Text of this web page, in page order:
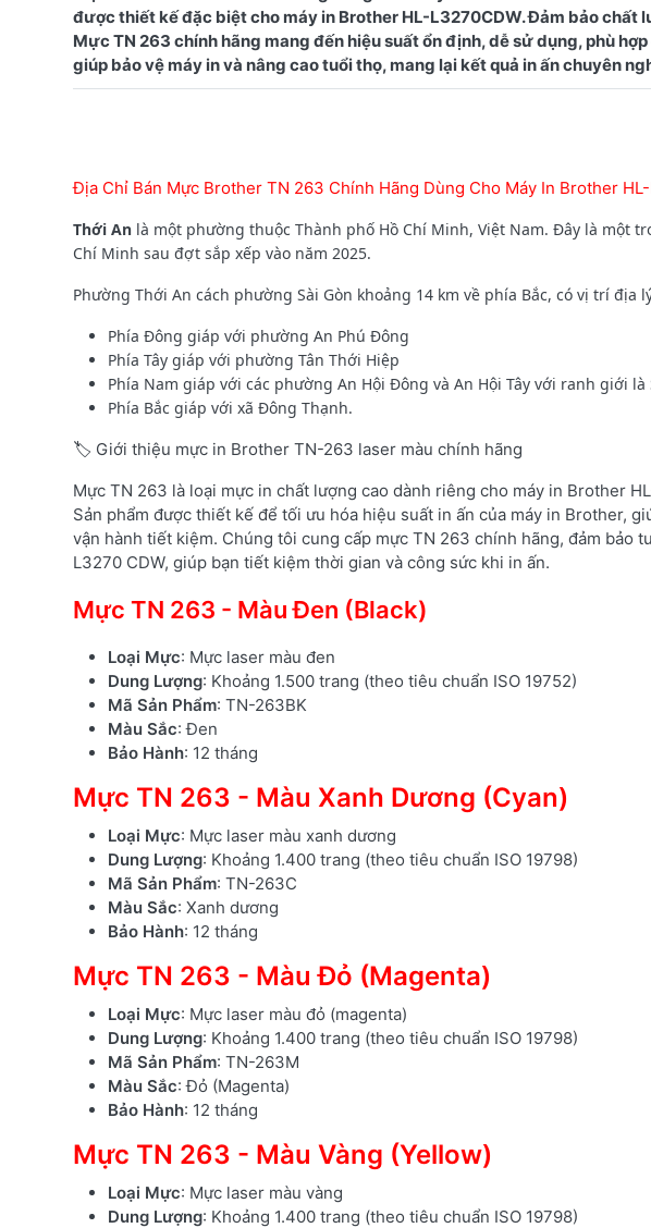
được thiết kế đặc biệt cho máy in Brother HL-L3270CDW. Đảm bảo chất
Mực TN 263 chính hãng mang đến hiệu suất ổn định, dễ sử dụng, phù
Địa Chỉ Bán Mực Brother TN 263 Chính Hãng Dùng Cho Máy In Brother
Thới An là một phường thuộc Thành phố Hồ Chí Minh, Việt Nam. Đây là một
Chí Minh sau đợt sắp xếp vào năm 2025.
Phường Thới An cách phường Sài Gòn khoảng 14 km về phía Bắc, có vị trí địa
Phía Đông giáp với phường An Phú Đông
Phía Tây giáp với phường Tân Thới Hiệp
Phía Nam giáp với các phường An Hội Đông và An Hội Tây với ranh giới là
Phía Bắc giáp với xã Đông Thạnh.
🏷️ Giới thiệu mực in Brother TN-263 laser màu chính hãng
Mực TN 263 là loại mực in chất lượng cao dành riêng cho máy in Brother
Sản phẩm được thiết kế để tối ưu hóa hiệu suất in ấn của máy in Brother,
vận hành tiết kiệm. Chúng tôi cung cấp mực TN 263 chính hãng, đảm bảo
L3270 CDW, giúp bạn tiết kiệm thời gian và công sức khi in ấn.
Mực TN 263 - Màu Đen (Black)
Loại Mực: Mực laser màu đen
Dung Lượng: Khoảng 1.500 trang (theo tiêu chuẩn ISO 19752)
Mã Sản Phẩm: TN-263BK
Màu Sắc: Đen
Bảo Hành: 12 tháng
Mực TN 263 - Màu Xanh Dương (Cyan)
Loại Mực: Mực laser màu xanh dương
Dung Lượng: Khoảng 1.400 trang (theo tiêu chuẩn ISO 19798)
Mã Sản Phẩm: TN-263C
Màu Sắc: Xanh dương
Bảo Hành: 12 tháng
Mực TN 263 - Màu Đỏ (Magenta)
Loại Mực: Mực laser màu đỏ (magenta)
Dung Lượng: Khoảng 1.400 trang (theo tiêu chuẩn ISO 19798)
Mã Sản Phẩm: TN-263M
Màu Sắc: Đỏ (Magenta)
Bảo Hành: 12 tháng
Mực TN 263 - Màu Vàng (Yellow)
Loại Mực: Mực laser màu vàng
Dung Lượng: Khoảng 1.400 trang (theo tiêu chuẩn ISO 19798)